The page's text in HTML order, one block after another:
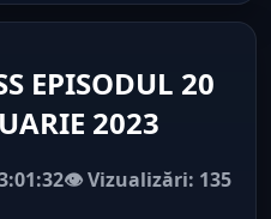
EPISODUL 20
2023
👁️ Vizualizări: 135